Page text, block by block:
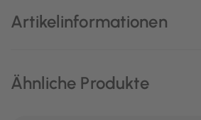
Artikelinformationen